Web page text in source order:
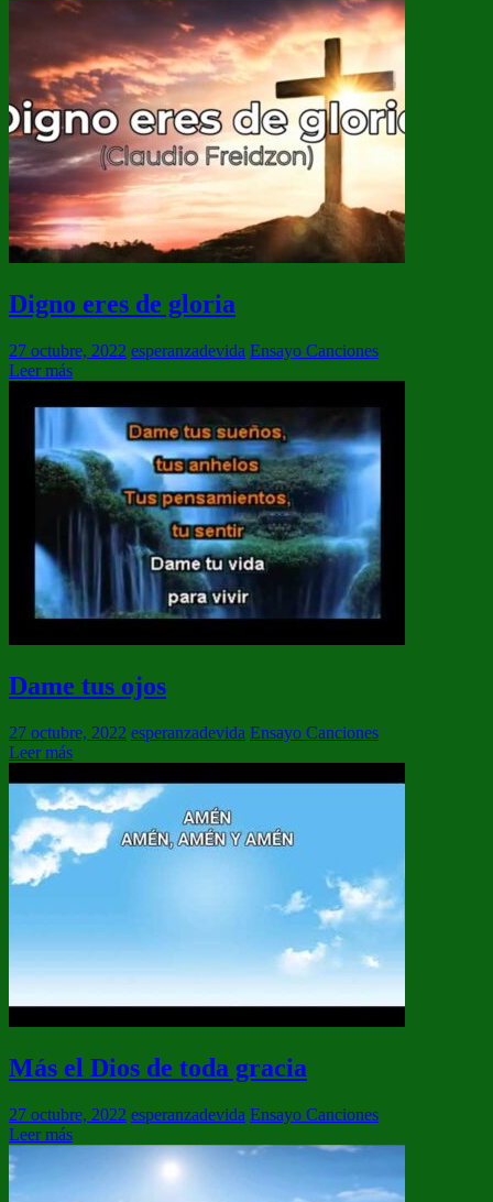
Digno eres de gloria
27 octubre, 2022 esperanzadevida Ensayo Canciones
Leer más
Dame tus ojos
27 octubre, 2022 esperanzadevida Ensayo Canciones
Leer más
Más el Dios de toda gracia
27 octubre, 2022 esperanzadevida Ensayo Canciones
Leer más